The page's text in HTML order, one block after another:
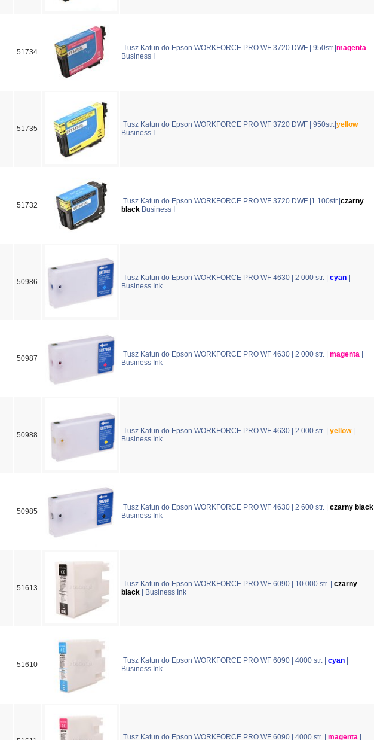
51734 Tusz Katun do Epson WORKFORCE PRO WF 3720 DWF | 950str.| magenta
Business I
51735 Tusz Katun do Epson WORKFORCE PRO WF 3720 DWF | 950str.| yellow
Business I
51732 Tusz Katun do Epson WORKFORCE PRO WF 3720 DWF |1 100str.| czarny
black Business I
50986 Tusz Katun do Epson WORKFORCE PRO WF 4630 | 2 000 str. | cyan
Business Ink
50987 Tusz Katun do Epson WORKFORCE PRO WF 4630 | 2 000 str. | magenta
Business Ink
50988 Tusz Katun do Epson WORKFORCE PRO WF 4630 | 2 000 str. | yellow|
Business Ink
50985 Tusz Katun do Epson WORKFORCE PRO WF 4630 | 2 600 str. | czarny black
Business Ink
51613 Tusz Katun do Epson WORKFORCE PRO WF 6090 | 10 000 str. | czarny
black | Business Ink
51610 Tusz Katun do Epson WORKFORCE PRO WF 6090 | 4000 str. | cyan
Business Ink
Tusz Katun do Epson WORKFORCE PRO WF 6090 | 4000 str. | magenta